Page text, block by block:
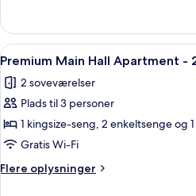
1
Bedroom
Main
Hall
Apartment
Bedroom
Indlæs
alle
billeder
af
Premium
Main
Hall
Apartment
Et
5
Premium Main Hall Apartment -
2 soveværelser
Plads til 3 personer
1 kingsize-seng, 2 enkeltsenge og
Gratis Wi-Fi
Flere oplysninger
Flere